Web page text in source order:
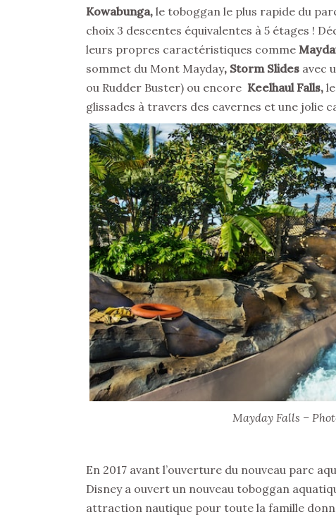
Kowabunga, le toboggan le plus rapide du
choix 3 descentes équivalentes à 5 étages !
leurs propres caractéristiques comme
sommet du Mont Mayday, Storm Slides avec
ou Rudder Buster) ou encore Keelhaul Falls,
glissades à travers des cavernes et une jolie
Mayday Falls –
En 2017 avant l’ouverture du nouveau parc
Disney a ouvert un nouveau toboggan
attraction nautique pour toute la famille